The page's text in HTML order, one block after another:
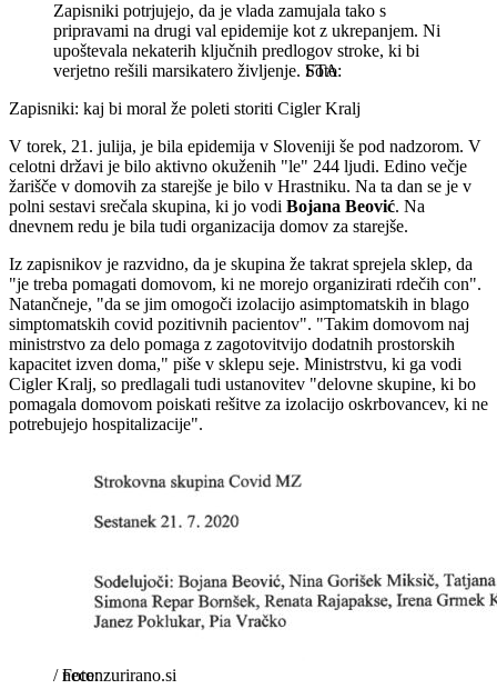
Zapisniki potrjujejo, da je vlada zamujala tako s
pripravami na drugi val epidemije kot z ukrepanjem. Ni
upoštevala nekaterih ključnih predlogov stroke, ki bi
verjetno rešili marsikatero življenje. STA
Zapisniki: kaj bi moral že poleti storiti Cigler Kralj
V torek, 21. julija, je bila epidemija v Sloveniji še pod nadzorom. V
celotni državi je bilo aktivno okuženih "le" 244 ljudi. Edino večje
žarišče v domovih za starejše je bilo v Hrastniku. Na ta dan se je v
polni sestavi srečala skupina, ki jo vodi Bojana Beović. Na
dnevnem redu je bila tudi organizacija domov za starejše.
Iz zapisnikov je razvidno, da je skupina že takrat sprejela sklep, da
"je treba pomagati domovom, ki ne morejo organizirati rdečih con".
Natančneje, "da se jim omogoči izolacijo asimptomatskih in blago
simptomatskih covid pozitivnih pacientov". "Takim domovom naj
ministrstvo za delo pomaga z zagotovitvijo dodatnih prostorskih
kapacitet izven doma," piše v sklepu seje. Ministrstvu, ki ga vodi
Cigler Kralj, so predlagali tudi ustanovitev "delovne skupine, ki bo
pomagala domovom poiskati rešitve za izolacijo oskrbovancev, ki ne
potrebujejo hospitalizacije".
/necenzurirano.si